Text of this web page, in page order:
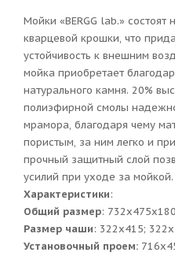
Мойки «BERGG lab.» состоят
кварцевой крошки, что
устойчивость к внешним
мойка приобретает
натурального камня. 20%
полиэфирной смолы
мрамора, благодаря чему
пористым, за ним легко и
прочный защитный слой
усилий при уходе за мойкой.
Характеристики:
Общий размер:
Размер чаши: 322x415;
Установочный проем: